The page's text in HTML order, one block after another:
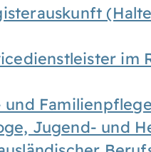
im
Jugend- und